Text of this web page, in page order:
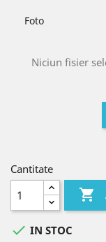
Foto
Niciun fisier
Cantitate

 IN STOC